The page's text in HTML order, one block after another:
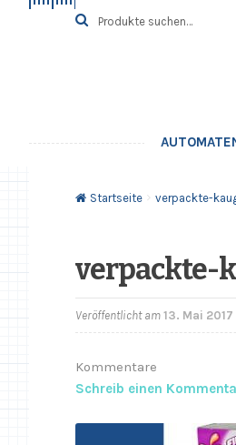
Zur
Navigation
Springe
zum
Suche
nach:
SUCHE
Startseite verpackte-
verpackte-
Veröffentlicht am 13. Mai 2017
Kommentare
Schreib einen